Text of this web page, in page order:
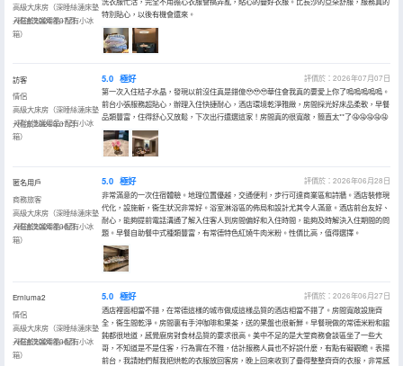
高級大床房（深睡絲漣床墊
+精油洗護用品+配有小冰
箱）
入住於2026年07月
特別貼心，以後有機會還來。
訪客
情侶
高級大床房（深睡絲漣床墊
+精油洗護用品+配有小冰
箱）
入住於2026年07月
5.0 極好
評價於：2026年07月07日
第一次入住桔子水晶，發現以前沒住真是錯億🥹🥹🥹華住會我真的要愛上你了嗚嗚嗚嗚嗚。
前台小張服務超貼心，辦理入住快捷耐心，酒店環境乾淨雅緻，房間採光好床品柔軟，早餐
品類豐富，住得舒心又放鬆，下次出行還選這家！房間真的很寬敞，簡直太**了🤤🤤🤤🤤🤤
匿名用戶
商務旅客
高級大床房（深睡絲漣床墊
+精油洗護用品+配有小冰
箱）
入住於2026年06月
5.0 極好
評價於：2026年06月28日
非常滿意的一次住宿體驗。地理位置優越，交通便利，步行可達商業區和詩牆。酒店裝修現
代化，設施新，衞生狀況非常好。浴室淋浴區的佈局和設計尤其令人滿意。酒店前台友好、
耐心，能夠提前電話溝通了解入住客人到房間偏好和入住時間，能夠及時解決入住期間的問
題。早餐自助餐中式種類豐富，有常德特色紅燒牛肉米粉。性價比高，值得選擇。
Erniuma2
情侶
高級大床房（深睡絲漣床墊
+精油洗護用品+配有小冰
箱）
入住於2026年06月
5.0 極好
評價於：2026年06月27日
酒店裡面相當不錯，在常德這樣的城市做成這樣品質的酒店相當不錯了。房間寬敞設施齊
全，衞生間乾淨。房間裏有手沖咖啡和果茶，送的果盤也很新鮮。早餐現做的常德米粉和餛
飩都很地道，感覺廚房對食材品質的要求很高。美中不足的是大堂商務會談區坐了一些大
哥，不知道是不是住客，行為實在不雅，估計服務人員也不好説什麼，有點有礙觀瞻。表揚
前台，我請她們幫我把烘乾的衣服放回客房，晚上回來收到了疊得整整齊齊的衣服，非常感